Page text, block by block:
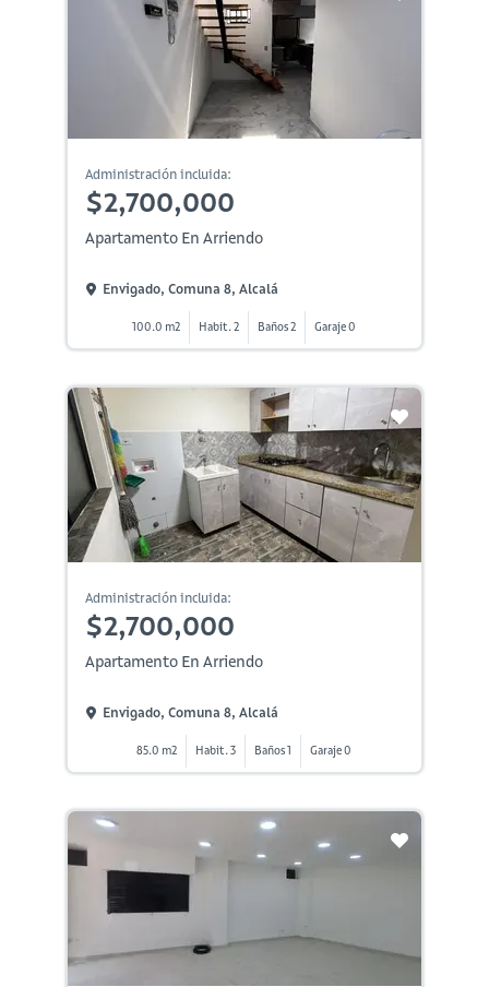
Administración incluida:
$2,700,000
Apartamento En Arriendo
Envigado, Comuna 8, Alcalá
100.0 m2 Habit. 2 Baños 2 Garaje 0
Administración incluida:
$2,700,000
Apartamento En Arriendo
Envigado, Comuna 8, Alcalá
85.0 m2 Habit. 3 Baños 1 Garaje 0